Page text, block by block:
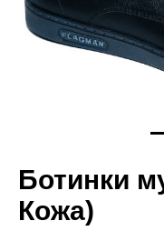
Ботинки
Кожа)